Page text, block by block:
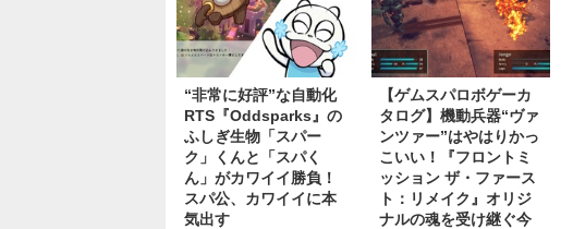
“非常に好評”な自動化
RTS『Oddsparks』の
ふしぎ生物「スパー
ク」くんと「スパく
ん」がカワイイ勝負！
スパ公、カワイイに本
気出す
【ゲムスパロボゲーカ
タログ】機動兵器“ヴァ
ンツァー”はやはりかっ
こいい！『フロントミ
ッション ザ・ファース
ト：リメイク』オリジ
ナルの魂を受け継ぐ今